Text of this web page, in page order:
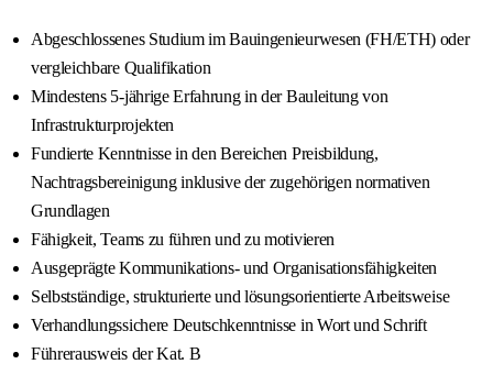
Abgeschlossenes Studium im Bauingenieurwesen (FH/ETH) oder
vergleichbare Qualifikation
Mindestens 5-jährige Erfahrung in der Bauleitung von
Infrastrukturprojekten
Fundierte Kenntnisse in den Bereichen Preisbildung,
Nachtragsbereinigung inklusive der zugehörigen normativen
Grundlagen
Fähigkeit, Teams zu führen und zu motivieren
Ausgeprägte Kommunikations- und Organisationsfähigkeiten
Selbstständige, strukturierte und lösungsorientierte Arbeitsweise
Verhandlungssichere Deutschkenntnisse in Wort und Schrift
Führerausweis der Kat. B